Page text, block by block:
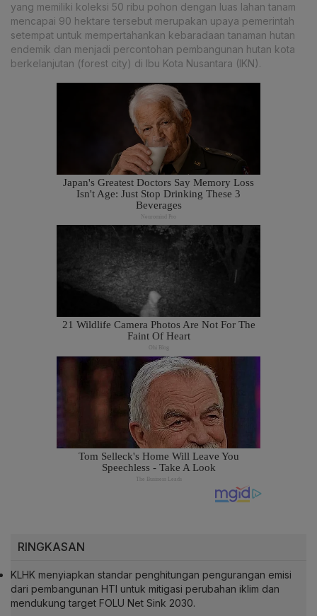
yang memiliki koleksi 50 ribu pohon dengan luas lahan tanam
mencapai 90 hektare tersebut merupakan upaya pemerintah
setempat untuk mempertahankan kebaradaan tanaman hutan
endemik dan menjadi percontohan pembangunan hutan kota
berkelanjutan (forest city) di Ibu Kota Nusantara (IKN).
RINGKASAN
KLHK menyiapkan standar penghitungan pengurangan emisi
dari pembangunan HTI untuk mitigasi perubahan iklim dan
mendukung target FOLU Net Sink 2030.